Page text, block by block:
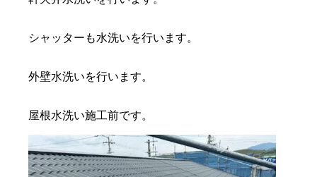
シャッターも水洗いを行います。
外壁水洗いを行います。
屋根水洗い施工前です。